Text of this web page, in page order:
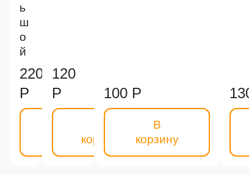
ь
ш
о
й
220
Р
корзину
120
Р
корзину
100 Р
В
корзину